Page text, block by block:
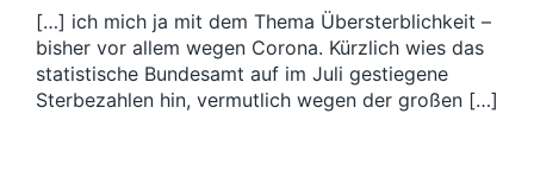
u
m
r
a
g
:
t
r
a
g
:
[…] ich mich ja mit dem Thema Übersterblichkeit –
bisher vor allem wegen Corona. Kürzlich wies das
statistische Bundesamt auf im Juli gestiegene
Sterbezahlen hin, vermutlich wegen der großen […]